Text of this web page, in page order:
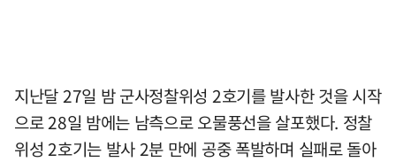
지난달 27일 밤 군사정찰위성 2호기를 발사한 것을 시작
으로 28일 밤에는 남측으로 오물풍선을 살포했다. 정찰
위성 2호기는 발사 2분 만에 공중 폭발하며 실패로 돌아